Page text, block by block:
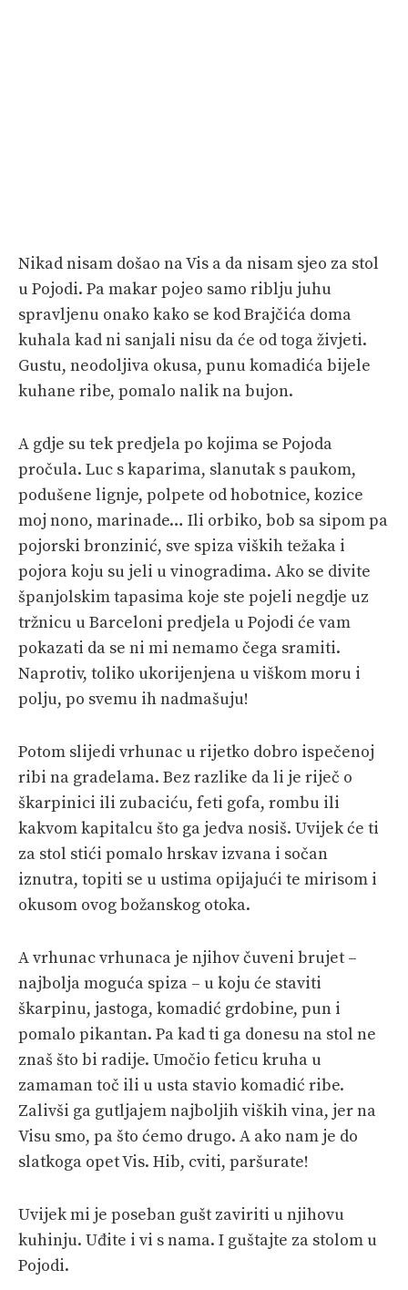
Nikad nisam došao na Vis a da nisam sjeo za stol
u Pojodi. Pa makar pojeo samo riblju juhu
spravljenu onako kako se kod Brajčića doma
kuhala kad ni sanjali nisu da će od toga živjeti.
Gustu, neodoljiva okusa, punu komadića bijele
kuhane ribe, pomalo nalik na bujon.
A gdje su tek predjela po kojima se Pojoda
pročula. Luc s kaparima, slanutak s paukom,
podušene lignje, polpete od hobotnice, kozice
moj nono, marinade… Ili orbiko, bob sa sipom pa
pojorski bronzinić, sve spiza viških težaka i
pojora koju su jeli u vinogradima. Ako se divite
španjolskim tapasima koje ste pojeli negdje uz
tržnicu u Barceloni predjela u Pojodi će vam
pokazati da se ni mi nemamo čega sramiti.
Naprotiv, toliko ukorijenjena u viškom moru i
polju, po svemu ih nadmašuju!
Potom slijedi vrhunac u rijetko dobro ispečenoj
ribi na gradelama. Bez razlike da li je riječ o
škarpinici ili zubaciću, feti gofa, rombu ili
kakvom kapitalcu što ga jedva nosiš. Uvijek će ti
za stol stići pomalo hrskav izvana i sočan
iznutra, topiti se u ustima opijajući te mirisom i
okusom ovog božanskog otoka.
A vrhunac vrhunaca je njihov čuveni brujet –
najbolja moguća spiza – u koju će staviti
škarpinu, jastoga, komadić grdobine, pun i
pomalo pikantan. Pa kad ti ga donesu na stol ne
znaš što bi radije. Umočio feticu kruha u
zamaman toč ili u usta stavio komadić ribe.
Zalivši ga gutljajem najboljih viških vina, jer na
Visu smo, pa što ćemo drugo. A ako nam je do
slatkoga opet Vis. Hib, cviti, paršurate!
Uvijek mi je poseban gušt zaviriti u njihovu
kuhinju. Uđite i vi s nama. I guštajte za stolom u
Pojodi.